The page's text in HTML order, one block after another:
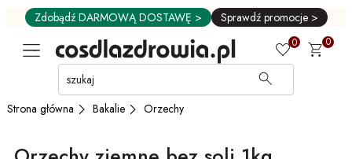
Przejdź
GŁÓWNEJ
ZAWARTOŚCI
MENU
Zdobądź DARMOWĄ DOSTAWĘ > Sprawdź promocje >
0 0
Strona główna Bakalie Orzechy